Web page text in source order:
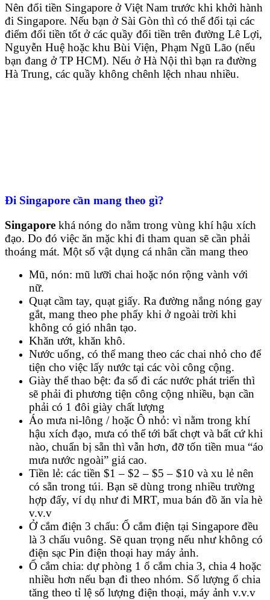
Nên đổi tiền Singapore ở Việt Nam trước khi khởi hành
đi Singapore. Nếu bạn ở Sài Gòn thì có thể đổi tại các
điểm đổi tiền tốt ở các quầy đổi tiền trên đường Lê Lợi,
Nguyễn Huệ hoặc khu Bùi Viện, Phạm Ngũ Lão (nếu
bạn đang ở TP HCM). Nếu ở Hà Nội thì bạn ra đường
Hà Trung, các quầy không chênh lệch nhau nhiều.
Đi Singapore cần mang theo gì?
Singapore khá nóng do nằm trong vùng khí hậu xích
đạo. Do đó việc ăn mặc khi đi tham quan sẽ cần phải
thoáng mát. Một số vật dụng cá nhân cần mang theo
Mũ, nón: mũ lưỡi chai hoặc nón rộng vành với
nữ.
Quạt cầm tay, quạt giấy. Ra đường nắng nóng gay
gắt, mang theo phe phẩy khi ở ngoài trời khi
không có gió nhân tạo.
Khăn ướt, khăn khô.
Nước uống, có thể mang theo các chai nhỏ cho để
tiện cho việc lấy nước tại các vòi công cộng.
Giày thể thao bệt: đa số đi các nước phát triển thì
sẽ phải đi phương tiện công cộng nhiều, bạn cần
phải có 1 đôi giày chất lượng
Áo mưa ni-lông / hoặc Ô nhỏ: vì nằm trong khí
hậu xích đạo, mưa có thể tới bất chợt và bất cứ khi
nào, chuẩn bị sẵn thì vẫn hơn, đỡ tốn tiền mua “áo
mưa nước ngoài” giá cao.
Tiền lẻ: các tiền $1 – $2 – $5 – $10 và xu lẻ nên
có sẵn trong túi. Bạn sẽ dùng trong nhiều trường
hợp đấy, ví dụ như đi MRT, mua bán đồ ăn vỉa hè
v.v.v
Ở cắm điện 3 chấu: Ổ cắm điện tại Singapore đều
là 3 chấu vuông. Sẽ quan trọng nếu như không có
điện sạc Pin điện thoại hay máy ảnh.
Ổ cắm chia: dự phòng 1 ổ cắm chia 3, chia 4 hoặc
nhiều hơn nếu bạn đi theo nhóm. Số lượng ổ chia
tăng theo tỉ lệ số lượng điện thoại, máy ảnh v.v.v